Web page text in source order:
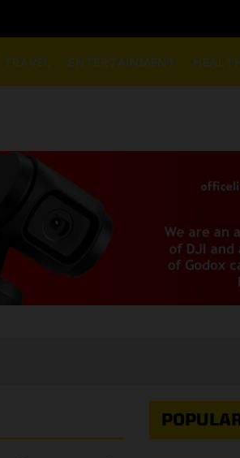
TRAVEL ENTERTAINMENT